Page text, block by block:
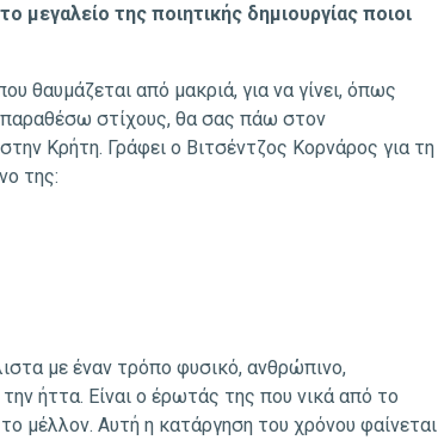
μεγαλείο της ποιητικής δημιουργίας ποιοι
θαυμάζεται από μακριά, για να γίνει, όπως
παραθέσω στίχους, θα σας πάω στον
Κρήτη. Γράφει ο Βιτσέντζος Κορνάρος για τη
της:
με έναν τρόπο φυσικό, ανθρώπινο,
ήττα. Είναι ο έρωτάς της που νικά από το
μέλλον. Αυτή η κατάργηση του χρόνου φαίνεται